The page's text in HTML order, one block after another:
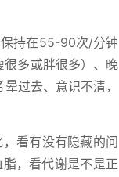
持在55-90次/分钟
多或胖很多）、晚
过去、意识不清，
看有没有隐藏的问
，看代谢是不是正